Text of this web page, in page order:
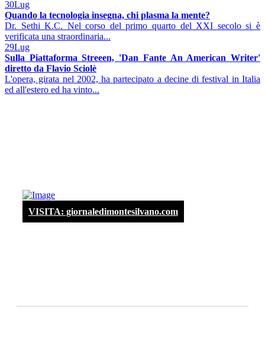
30Lug
Quando la tecnologia insegna, chi plasma la mente?
Dr. Sethi K.C. Nel corso del primo quarto del XXI secolo si è
verificata una straordinaria...
29Lug
Sulla Piattaforma Streeen, 'Dan Fante An American Writer'
diretto da Flavio Sciolè
L'opera, girata nel 2002, ha partecipato a decine di festival in Italia
ed all'estero ed ha vinto...
VISITA: giornaledimontesilvano.com